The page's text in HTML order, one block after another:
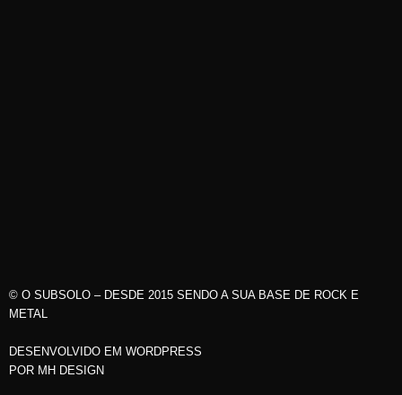
© O SUBSOLO – DESDE 2015 SENDO A SUA BASE DE ROCK E
METAL
DESENVOLVIDO EM WORDPRESS
POR MH DESIGN